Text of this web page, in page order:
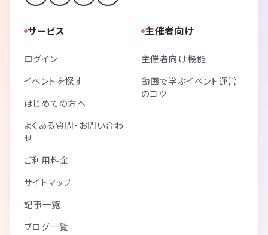
サービス
ログイン
イベントを探す
はじめての方へ
よくある質問・お問い合わ
せ
ご利用料金
サイトマップ
記事一覧
ブログ一覧
主催者向け
主催者向け機能
動画で学ぶイベント運営
のコツ